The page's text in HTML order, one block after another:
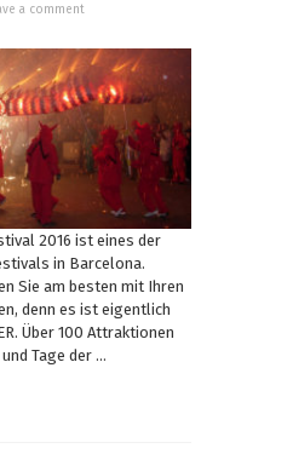
a comment
2016 ist eines der
in Barcelona.
Sie am besten mit Ihren
denn es ist eigentlich
Über 100 Attraktionen
Tage der ...